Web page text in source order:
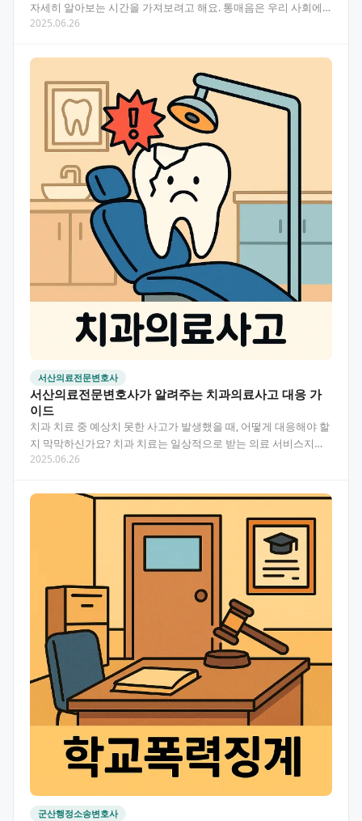
자세히 알아보는 시간을 가져보려고 해요. 통매음은 우리 사회에
서 꾸준히 발생하는 범죄 유형으로, 이에 대한 처벌…
2025.06.26
서산의료전문변호사
서산의료전문변호사가 알려주는 치과의료사고 대응 가
이드
치과 치료 중 예상치 못한 사고가 발생했을 때, 어떻게 대응해야 할
지 막막하신가요? 치과 치료는 일상적으로 받는 의료 서비스지만,
때로는 의료사고로 이어져 심각한 고통을 겪게 되는…
2025.06.26
군산행정소송변호사